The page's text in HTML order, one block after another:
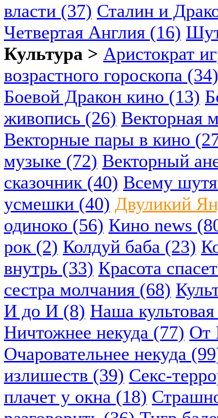
власти (37) Сталин и
Четвертая Англия (16)
Культура > Аристократ
возрастного гороскопа (34)
Боевой Дракон кино (13)
живопись (26) Векторная
Векторные пары в кино
музыке (72) Векторный
сказочник (40) Всему
усмешки (40) Двуликий
одиноко (56) Кино news
рок (2) Колдуй баба (23)
внутрь (33) Красота
сестра молчания (68)
И до И (8) Наша
Ничтожнее некуда (77) От
Очаровательнее некуда
излишеств (39) Секс-
плачет у окна (18)